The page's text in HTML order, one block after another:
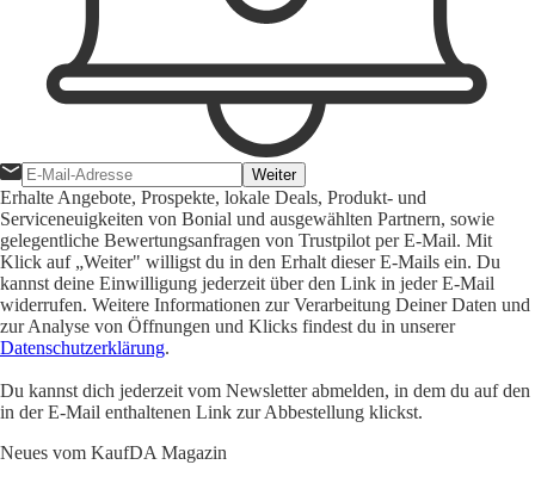
Weiter
Erhalte Angebote, Prospekte, lokale Deals, Produkt- und
Serviceneuigkeiten von Bonial und ausgewählten Partnern, sowie
gelegentliche Bewertungsanfragen von Trustpilot per E-Mail. Mit
Klick auf „Weiter" willigst du in den Erhalt dieser E-Mails ein. Du
kannst deine Einwilligung jederzeit über den Link in jeder E-Mail
widerrufen. Weitere Informationen zur Verarbeitung Deiner Daten und
zur Analyse von Öffnungen und Klicks findest du in unserer
Datenschutzerklärung.
Du kannst dich jederzeit vom Newsletter abmelden, in dem du auf den
in der E-Mail enthaltenen Link zur Abbestellung klickst.
Neues vom KaufDA Magazin